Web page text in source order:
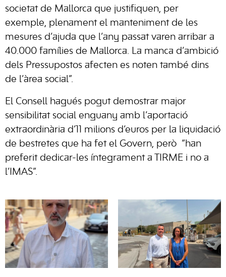
societat de Mallorca que justifiquen, per
exemple, plenament el manteniment de les
mesures d’ajuda que l’any passat varen arribar a
40.000 famílies de Mallorca. La manca d’ambició
dels Pressupostos afecten es noten també dins
de l’àrea social”.
El Consell hagués pogut demostrar major
sensibilitat social enguany amb l’aportació
extraordinària d’11 milions d’euros per la liquidació
de bestretes que ha fet el Govern, però “han
preferit dedicar-les íntegrament a TIRME i no a
l’IMAS”.